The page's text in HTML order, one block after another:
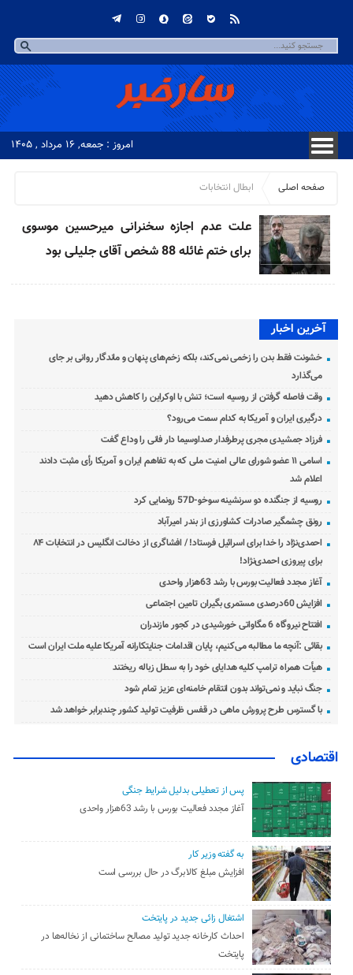
امروز : جمعه, ۱۶ مرداد , ۱۴۰۵
صفحه اصلی ابطال انتخابات
علت عدم اجازه سخنرانی میرحسین موسوی
برای ختم غائله 88 شخص آقای جلیلی بود
آخرین اخبار
خشونت فقط بدن را زخمی نمی‌کند، بلکه زخم‌های پنهان و ماندگار روانی بر جای
می‌گذارد
وقت فاصله گرفتن از روسیه است؛ تنش با اوکراین را کاهش دهید
درگیری ایران و آمریکا به کدام سمت می‌رود؟
فرزاد جمشیدی مجری پرطرفدار صداوسیما دار فانی را وداع گفت
اسامی ۱۱ عضو شورای عالی امنیت ملی که به تفاهم ایران و آمریکا رأی مثبت دادند
اعلام شد
روسیه از جنگنده دو سرنشینه سوخو-57D رونمایی کرد
رونق چشمگیر صادرات کشاورزی از بندر امیرآباد
احمدی‌نژاد را خدا برای اسرائیل فرستاد! / افشاگری از دخالت انگلیس در انتخابات ۸۴
برای پیروزی احمدی‌نژاد!
آغاز مجدد فعالیت بورس با رشد 63هزار واحدی
افزایش 60درصدی مستمری بگیران تامین اجتماعی
افتتاح نیروگاه 6 مگاواتی خورشیدی در کجور مازندران
بقائی :آنچه ما مطالبه می‌کنیم، پایان اقدامات جنایتکارانه آمریکا علیه ملت ایران است
هیأت همراه ترامپ کلیه هدایای خود را به سطل زباله ریختند
جنگ نباید و نمی‌تواند بدون انتقام خامنه‌ای عزیز تمام شود
با گسترس طرح پرورش ماهی در قفس ظرفیت تولید کشور چندبرابر خواهد شد
اقتصادی
پس از تعطیلی بدلیل شرایط جنگی
آغاز مجدد فعالیت بورس با رشد 63هزار واحدی
به گفته وزیر کار
افزایش مبلغ کالابرگ در حال بررسی است
اشتغال زائی جدید در پایتخت
احداث کارخانه جدید تولید مصالح ساختمانی از نخاله‌ها در
پایتخت